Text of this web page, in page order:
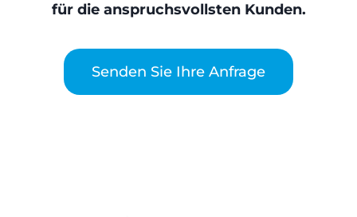
für die anspruchsvollsten Kunden.
Senden Sie Ihre Anfrage